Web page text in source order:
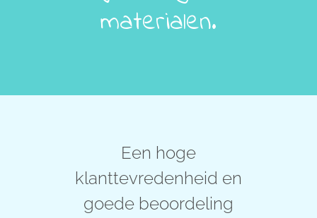
materialen.
Een hoge
klanttevredenheid en
goede beoordeling